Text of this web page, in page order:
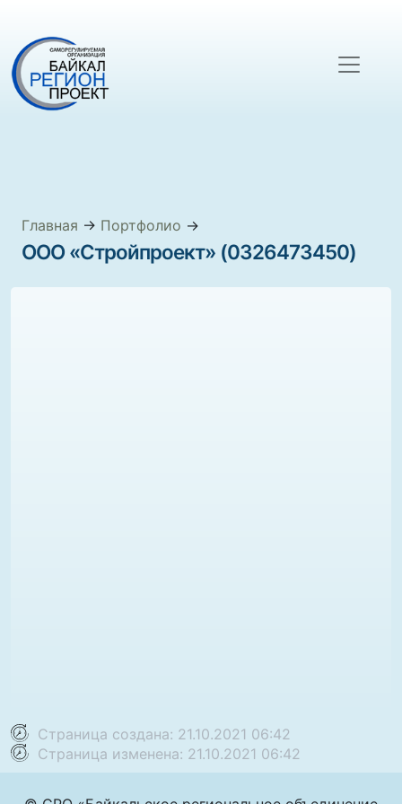
Главная → Портфолио →
ООО «Стройпроект» (0326473450)
Страница создана: 21.10.2021 06:42
Страница изменена: 21.10.2021 06:42